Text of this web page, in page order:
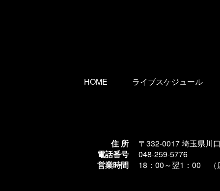
HOME ライブスケジュール
住 所
〒332-0017 埼玉県川
電話番号
048-259-5776
営業時間
18：00～翌1 ：00 （